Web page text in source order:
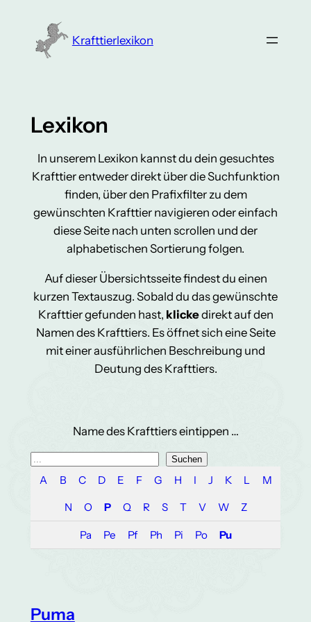
springen
Krafttierlexikon
Lexikon
In unserem Lexikon kannst du dein gesuchtes
Krafttier entweder direkt über die Suchfunktion
finden, über den Prafixfilter zu dem
gewünschten Krafttier navigieren oder einfach
diese Seite nach unten scrollen und der
alphabetischen Sortierung folgen.
Auf dieser Übersichtsseite findest du einen
kurzen Textauszug. Sobald du das gewünschte
Krafttier gefunden hast, klickedirekt auf den
Namen des Krafttiers. Es öffnet sich eine Seite
mit einer ausführlichen Beschreibung und
Deutung des Krafttiers.
Name des Krafttiers eintippen …
S
n
Suchen
A B C D E F G H I J K L M
N O P Q R S T V W Z
Pa Pe Pf Ph Pi Po Pu
Puma